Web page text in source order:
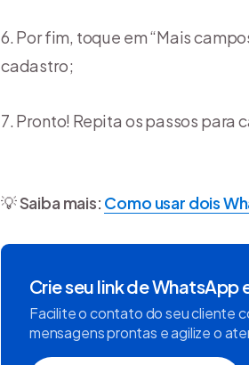
Por fim, toque em “Mais
cadastro;
Pronto! Repita os passos para
💡Saiba mais: Como usar dois
Crie seu link de WhatsApp
Facilite o contato do seu cliente
mensagens prontas e agilize o